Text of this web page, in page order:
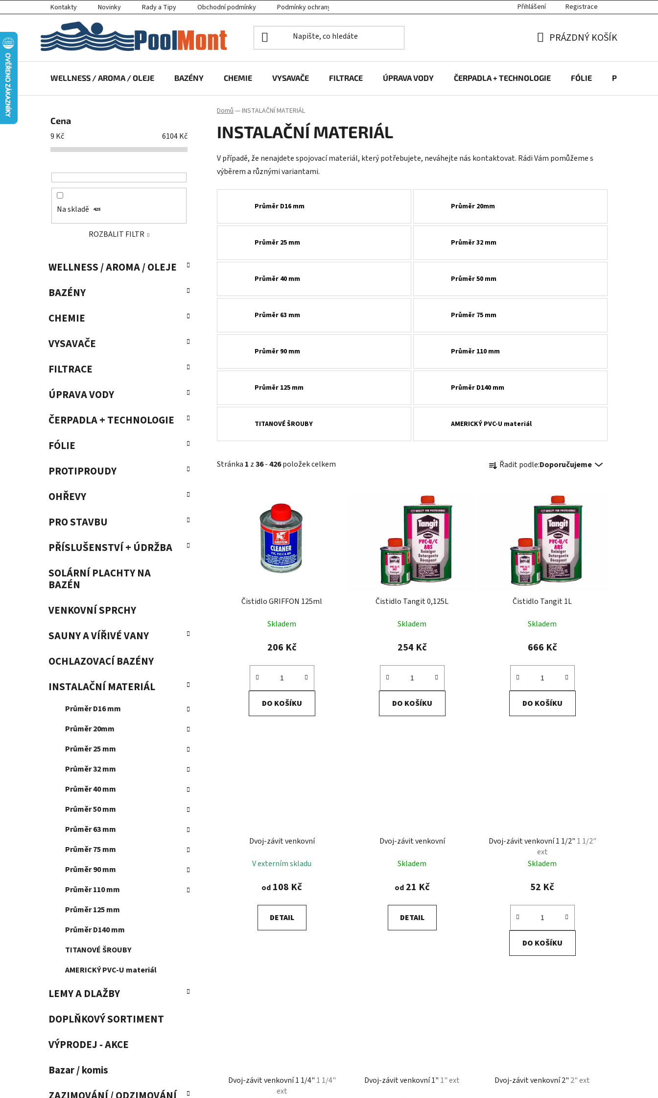
na
Kontakty Novinky Rady a Tipy Obchodní podmínky Podmínky ochrany osobních údajů Přihlášení Registrace
KOŠÍK
PRÁZDNÝ KOŠÍK
WELLNESS / AROMA / OLEJE BAZÉNY CHEMIE VYSAVAČE FILTRACE ÚPRAVA VODY ČERPADLA + TECHNOLOGIE FÓLIE
Cena
9 Kč 6104Kč
Na skladě 425
ROZBALIT FILTR
kategorie
WELLNESS / AROMA / OLEJE
BAZÉNY
CHEMIE
VYSAVAČE
FILTRACE
ÚPRAVA VODY
ČERPADLA + TECHNOLOGIE
FÓLIE
PROTIPROUDY
OHŘEVY
PRO STAVBU
PŘÍSLUŠENSTVÍ + ÚDRŽBA
SOLÁRNÍ PLACHTY NA
BAZÉN
VENKOVNÍ SPRCHY
SAUNY A VÍŘIVÉ VANY
OCHLAZOVACÍ BAZÉNY
INSTALAČNÍ MATERIÁL
Průměr D16 mm
Průměr 20mm
Průměr 25 mm
Průměr 32 mm
Průměr 40 mm
Průměr 50 mm
Průměr 63 mm
Průměr 75 mm
Průměr 90 mm
Průměr 110 mm
Průměr 125 mm
Průměr D140 mm
TITANOVÉ ŠROUBY
AMERICKÝ PVC-U materiál
LEMY A DLAŽBY
DOPLŇKOVÝ SORTIMENT
VÝPRODEJ - AKCE
Bazar / komis
Domů—INSTALAČNÍ MATERIÁL
INSTALAČNÍ MATERIÁL
V případě, že nenajdete spojovací materiál, který potřebujete, neváhejte nás kontaktovat. Rádi Vám pomůžeme s
výběrem a různými variantami.
Průměr D16 mm Průměr 20mm
Průměr 25 mm Průměr 32 mm
Průměr 40 mm Průměr 50 mm
Průměr 63 mm Průměr 75 mm
Průměr 90 mm Průměr 110 mm
Průměr 125 mm Průměr D140 mm
TITANOVÉ ŠROUBY AMERICKÝ PVC-U materiál
Stránka 1 z36-426položek celkem
a Řadit podle:Doporučujeme
Čistidlo GRIFFON 125ml
Skladem
206 Kč
DO KOŠÍKU
Čistidlo Tangit 0,125L
Skladem
254 Kč
DO KOŠÍKU
Čistidlo Tangit 1L
Skladem
666 Kč
DO KOŠÍKU
Dvoj-závit venkovní
V externím skladu
od 108 Kč
DETAIL
Dvoj-závit venkovní
Skladem
od21 Kč
DETAIL
Dvoj-závit venkovní 1 1/2" 1 1/2"
ext
Skladem
52 Kč
DO KOŠÍKU
Dvoj-závit venkovní 1 1/4" 1 1/4"
ext
Dvoj-závit venkovní 1" 1" ext Dvoj-závit venkovní 2" 2" ext